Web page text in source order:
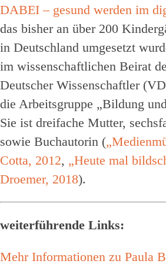
DABEI – gesund werden im
das bisher an über 200
in Deutschland umgesetzt
im wissenschaftlichen Beirat
Deutscher Wissenschaftler
die Arbeitsgruppe „Bildung
Sie ist dreifache Mutter,
sowie Buchautorin (
Cotta, 2012, „Heute mal
Droemer, 2018).
weiterführende Links:
Mehr Informationen zu Paula